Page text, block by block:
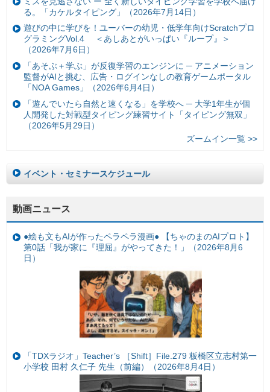
る。「カケルタイピング」（2026年7月14日）
遊びの中に学びを！ユーバーの幼児・低学年向けScratchプロ
グラミングVol.4 ＜あしあとがいっぱい『ループ』＞
（2026年7月6日）
「あそぶ＋学ぶ」が反復学習のエンジンに ─ アニメーション
監督がAIと挑む、広告・ログインなしの教育ゲームポータル
「NOA Games」（2026年6月4日）
「遊んでいたら自然と速くなる」を学校へ ─ 大学1年生が個
人開発した対戦型タイピング練習サイト「タイピング無双」
（2026年5月29日）
ズームイン一覧 >>
イベント・セミナースケジュール
動画ニュース
●絵も文もAIが作ったペラペラ漫画● 【ちゃのまのAIプロト】
第0話「我が家に『理屈』がやってきた！」（2026年8月6
日）
「TDXラジオ」Teacher’s ［Shift］File.279 板橋区立志村第一
小学校 田村 久仁子 先生（前編）（2026年8月4日）